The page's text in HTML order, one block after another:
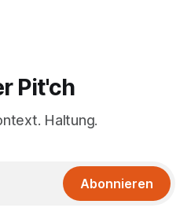
Pit'ch
Haltung.
Abonnieren